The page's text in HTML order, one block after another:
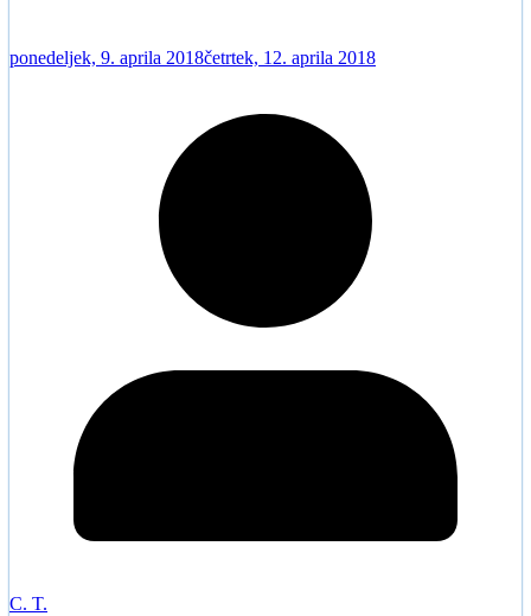
ponedeljek, 9. aprila 2018četrtek, 12. aprila 2018
C. T.